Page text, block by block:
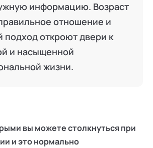
информацию. Возраст
отношение и
подход откроют двери к
и насыщенной
жизни.
вы можете столкнуться при
и это нормально